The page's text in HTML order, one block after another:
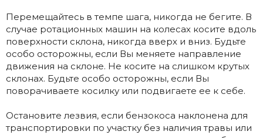
Перемещайтесь в темпе шага, никогда не бегите. В
случае ротационных машин на колесах косите вдоль
поверхности склона, никогда вверх и вниз. Будьте
особо осторожны, если Вы меняете направление
движения на склоне. Не косите на слишком крутых
склонах. Будьте особо осторожны, если Вы
поворачиваете косилку или подвигаете ее к себе.
Остановите лезвия, если бензокоса наклонена для
транспортировки по участку без наличия травы или